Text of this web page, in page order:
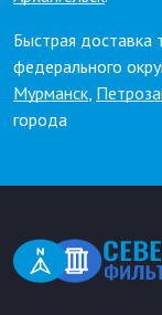
Быстрая доставка
федерального
Мурманск,
города